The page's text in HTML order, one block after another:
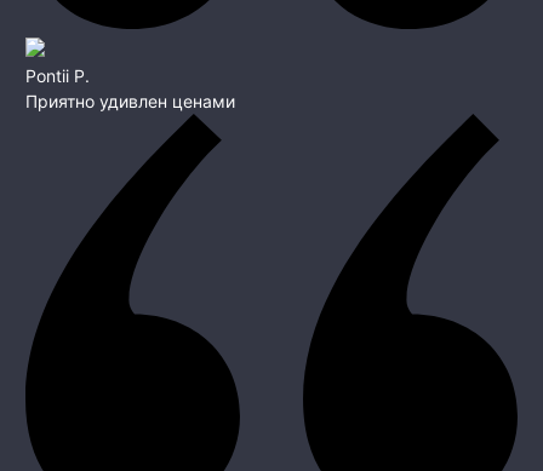
Pontii P.
Приятно удивлен ценами